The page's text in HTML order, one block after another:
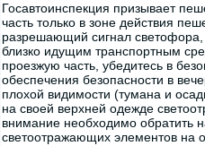
Госавтоинспекция призывает
часть только в зоне действия
разрешающий сигнал светофора,
близко идущим транспортным
проезжую часть, убедитесь в
обеспечения безопасности в
плохой видимости (тумана и
на своей верхней одежде
внимание необходимо обратить
светоотражающих элементов на